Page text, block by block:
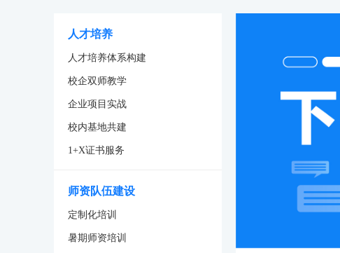
人才培养
人才培养体系构建
校企双师教学
企业项目实战
校内基地共建
1+X证书服务
师资队伍建设
定制化培训
暑期师资培训